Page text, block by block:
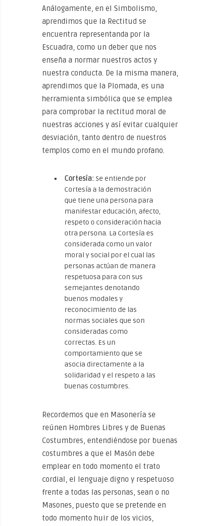
Análogamente, en el Simbolismo,
aprendimos que la Rectitud se
encuentra representanda por la
Escuadra, como un deber que nos
enseña a normar nuestros actos y
nuestra conducta. De la misma manera,
aprendimos que la Plomada, es una
herramienta simbólica que se emplea
para comprobar la rectitud moral de
nuestras acciones y así evitar cualquier
desviación, tanto dentro de nuestros
templos como en el mundo profano.
Cortesía: Se entiende por
Cortesía a la demostración
que tiene una persona para
manifestar educación, afecto,
respeto o consideración hacia
otra persona. La Cortesía es
considerada como un valor
moral y social por el cual las
personas actúan de manera
respetuosa para con sus
semejantes denotando
buenos modales y
reconocimiento de las
normas sociales que son
consideradas como
correctas. Es un
comportamiento que se
asocia directamente a la
solidaridad y el respeto a las
buenas costumbres.
Recordemos que en Masonería se
reúnen Hombres Libres y de Buenas
Costumbres, entendiéndose por buenas
costumbres a que el Masón debe
emplear en todo momento el trato
cordial, el lenguaje digno y respetuoso
frente a todas las personas, sean o no
Masones, puesto que se pretende en
todo momento huir de los vicios,